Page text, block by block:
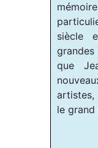
siècle
que
le grand